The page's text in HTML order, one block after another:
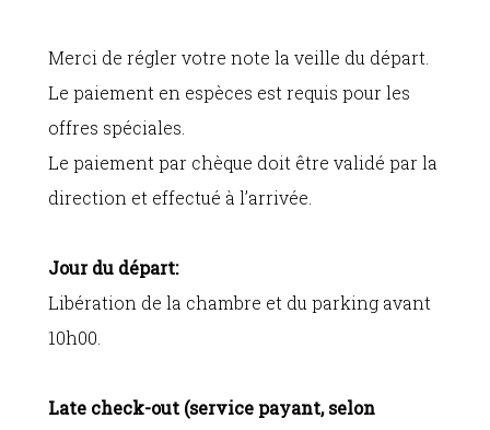
Merci de régler votre note la veille du départ.
Le paiement en espèces est requis pour les
offres spéciales.
Le paiement par chèque doit être validé par la
direction et effectué à l’arrivée.
Jour du départ:
Libération de la chambre et du parking avant
10h00.
Late check-out (service payant, selon